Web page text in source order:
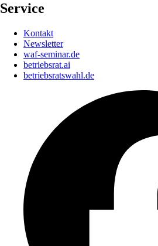
Service
Kontakt
Newsletter
waf-seminar.de
betriebsrat.ai
betriebsratswahl.de